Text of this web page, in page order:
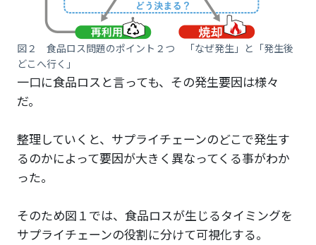
図２ 食品ロス問題のポイント２つ 「なぜ発生」と「発生後
どこへ行く」
一口に食品ロスと言っても、その発生要因は様々
だ。
整理していくと、サプライチェーンのどこで発生す
るのかによって要因が大きく異なってくる事がわか
った。
そのため図１では、食品ロスが生じるタイミングを
サプライチェーンの役割に分けて可視化する。